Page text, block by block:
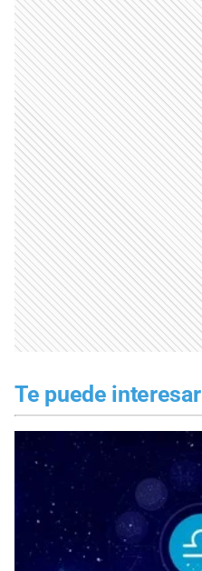
Te puede interesar